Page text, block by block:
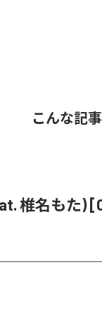
こんな記
椎名もた)